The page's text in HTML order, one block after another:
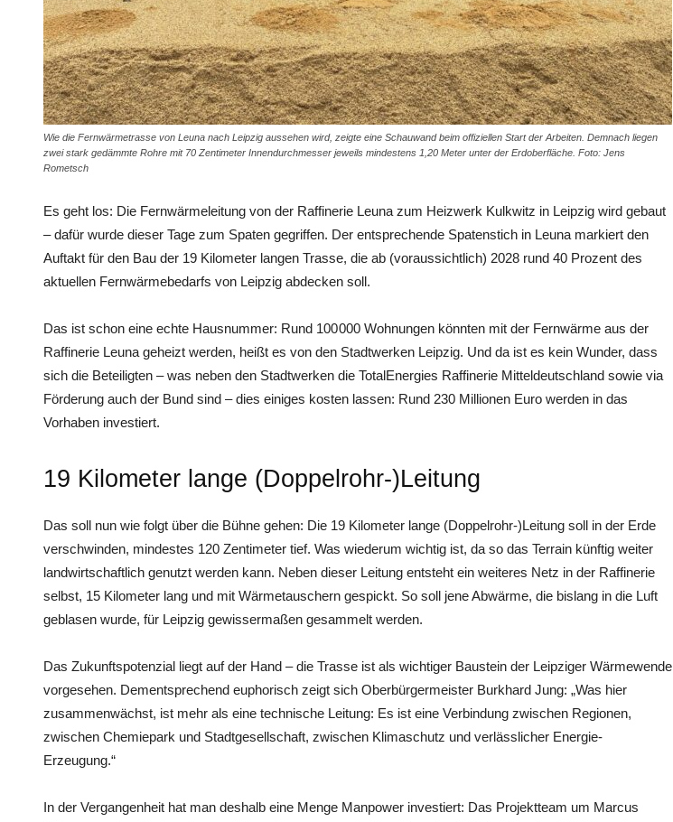
Wie die Fernwärmetrasse von Leuna nach Leipzig aussehen wird, zeigte eine Schauwand beim offiziellen Start der Arbeiten. Demnach liegen
zwei stark gedämmte Rohre mit 70 Zentimeter Innendurchmesser jeweils mindestens 1,20 Meter unter der Erdoberfläche. Foto: Jens
Rometsch
Es geht los: Die Fernwärmeleitung von der Raffinerie Leuna zum Heizwerk Kulkwitz in Leipzig wird gebaut
– dafür wurde dieser Tage zum Spaten gegriffen. Der entsprechende Spatenstich in Leuna markiert den
Auftakt für den Bau der 19 Kilometer langen Trasse, die ab (voraussichtlich) 2028 rund 40 Prozent des
aktuellen Fernwärmebedarfs von Leipzig abdecken soll.
Das ist schon eine echte Hausnummer: Rund 100 000 Wohnungen könnten mit der Fernwärme aus der
Raffinerie Leuna geheizt werden, heißt es von den Stadtwerken Leipzig. Und da ist es kein Wunder, dass
sich die Beteiligten – was neben den Stadtwerken die TotalEnergies Raffinerie Mitteldeutschland sowie via
Förderung auch der Bund sind – dies einiges kosten lassen: Rund 230 Millionen Euro werden in das
Vorhaben investiert.
19 Kilometer lange (Doppelrohr-)Leitung
Das soll nun wie folgt über die Bühne gehen: Die 19 Kilometer lange (Doppelrohr-)Leitung soll in der Erde
verschwinden, mindestes 120 Zentimeter tief. Was wiederum wichtig ist, da so das Terrain künftig weiter
landwirtschaftlich genutzt werden kann. Neben dieser Leitung entsteht ein weiteres Netz in der Raffinerie
selbst, 15 Kilometer lang und mit Wärmetauschern gespickt. So soll jene Abwärme, die bislang in die Luft
geblasen wurde, für Leipzig gewissermaßen gesammelt werden.
Das Zukunftspotenzial liegt auf der Hand – die Trasse ist als wichtiger Baustein der Leipziger Wärmewende
vorgesehen. Dementsprechend euphorisch zeigt sich Oberbürgermeister Burkhard Jung: „Was hier
zusammenwächst, ist mehr als eine technische Leitung: Es ist eine Verbindung zwischen Regionen,
zwischen Chemiepark und Stadtgesellschaft, zwischen Klimaschutz und verlässlicher Energie-
Erzeugung.“
In der Vergangenheit hat man deshalb eine Menge Manpower investiert: Das Projektteam um Marcus